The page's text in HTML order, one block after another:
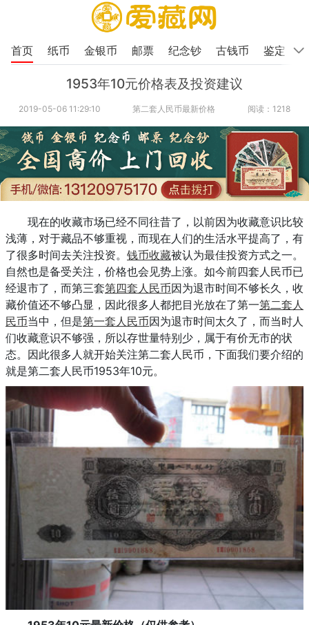
首页 纸币 金银币 邮票 纪念钞 古钱币 鉴定
1953年10元价格表及投资建议
2019-05-06 11:29:10 第二套人民币最新价格 阅读：1218
现在的收藏市场已经不同往昔了，以前因为收藏意识比较
浅薄，对于藏品不够重视，而现在人们的生活水平提高了，有
了很多时间去关注投资。 钱币收藏被认为最佳投资方式之一。
自然也是备受关注，价格也会见势上涨。如今前四套人民币已
经退市了，而第三套第四套人民币因为退市时间不够长久，收
藏价值还不够凸显，因此很多人都把目光放在了第一第二套人
民币当中，但是第一套人民币因为退市时间太久了，而当时人
们收藏意识不够强，所以存世量特别少，属于有价无市的状
态。因此很多人就开始关注第二套人民币，下面我们要介绍的
就是第二套人民币1953年10元。